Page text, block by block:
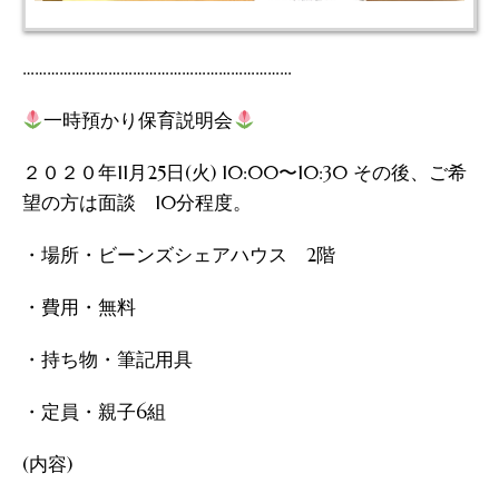
…………………………………………………………
一時預かり保育説明会
２０２０年11月25日(火) 10:00〜10:30 その後、ご希
望の方は面談 10分程度。
・場所・ビーンズシェアハウス 2階
・費用・無料
・持ち物・筆記用具
・定員・親子6組
(内容)